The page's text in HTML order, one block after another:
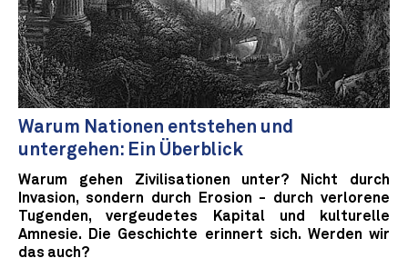
Warum Nationen entstehen und
untergehen: Ein Überblick
Warum gehen Zivilisationen unter? Nicht durch
Invasion, sondern durch Erosion - durch verlorene
Tugenden, vergeudetes Kapital und kulturelle
Amnesie. Die Geschichte erinnert sich. Werden wir
das auch?